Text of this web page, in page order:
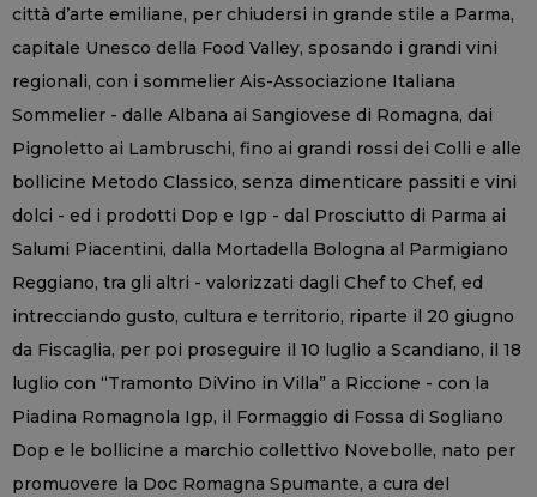
città d’arte emiliane, per chiudersi in grande stile a Parma,
capitale Unesco della Food Valley, sposando i grandi vini
regionali, con i sommelier Ais-Associazione Italiana
Sommelier - dalle Albana ai Sangiovese di Romagna, dai
Pignoletto ai Lambruschi, fino ai grandi rossi dei Colli e alle
bollicine Metodo Classico, senza dimenticare passiti e vini
dolci - ed i prodotti Dop e Igp - dal Prosciutto di Parma ai
Salumi Piacentini, dalla Mortadella Bologna al Parmigiano
Reggiano, tra gli altri - valorizzati dagli Chef to Chef, ed
intrecciando gusto, cultura e territorio, riparte il 20 giugno
da Fiscaglia, per poi proseguire il 10 luglio a Scandiano, il 18
luglio con “Tramonto DiVino in Villa” a Riccione - con la
Piadina Romagnola Igp, il Formaggio di Fossa di Sogliano
Dop e le bollicine a marchio collettivo Novebolle, nato per
promuovere la Doc Romagna Spumante, a cura del